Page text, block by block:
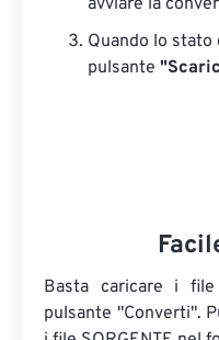
avviare la
Quando lo stato
pulsante
Basta caricare i file
pulsante "Converti".